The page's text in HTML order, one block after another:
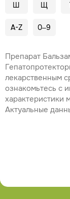
Ш Щ
A-Z 0–9
Препарат
лекарственным
ознакомьтесь с
характеристики
Актуальные